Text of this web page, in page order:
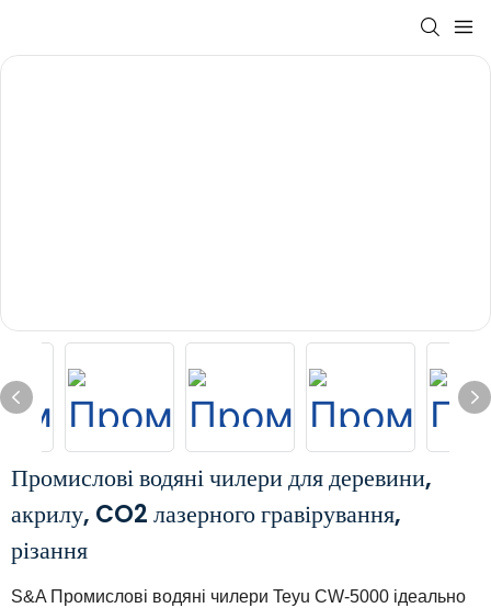
Промислові водяні чилери для деревини,
акрилу, CO2 лазерного гравірування,
різання
S&A Промислові водяні чилери Teyu CW-5000 ідеально